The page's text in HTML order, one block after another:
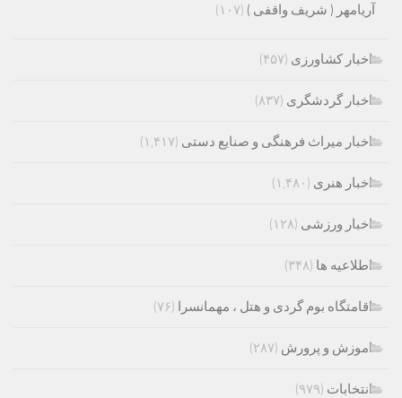
آریامهر ( شریف واقفی ) (۱۰۷)
اخبار کشاورزی (۴۵۷)
اخبار گردشگری (۸۳۷)
اخبار میراث فرهنگی و صنایع دستی (۱,۴۱۷)
اخبار هنری (۱,۴۸۰)
اخبار ورزشی (۱۲۸)
اطلاعیه ها (۳۴۸)
اقامتگاه بوم گردی و هتل ، مهمانسرا (۷۶)
اموزش و پرورش (۲۸۷)
انتخابات (۹۷۹)